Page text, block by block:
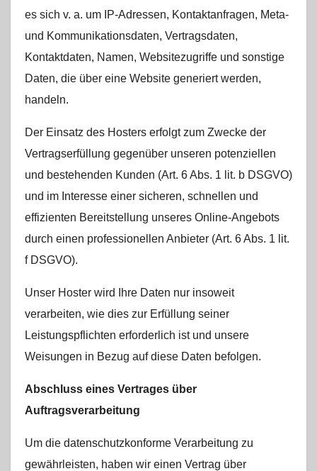
es sich v. a. um IP-Adressen, Kontaktanfragen, Meta-
und Kommunikationsdaten, Vertragsdaten,
Kontaktdaten, Namen, Websitezugriffe und sonstige
Daten, die über eine Website generiert werden,
handeln.
Der Einsatz des Hosters erfolgt zum Zwecke der
Vertragserfüllung gegenüber unseren potenziellen
und bestehenden Kunden (Art. 6 Abs. 1 lit. b DSGVO)
und im Interesse einer sicheren, schnellen und
effizienten Bereitstellung unseres Online-Angebots
durch einen professionellen Anbieter (Art. 6 Abs. 1 lit.
f DSGVO).
Unser Hoster wird Ihre Daten nur insoweit
verarbeiten, wie dies zur Erfüllung seiner
Leistungspflichten erforderlich ist und unsere
Weisungen in Bezug auf diese Daten befolgen.
Abschluss eines Vertrages über
Auftragsverarbeitung
Um die datenschutzkonforme Verarbeitung zu
gewährleisten, haben wir einen Vertrag über